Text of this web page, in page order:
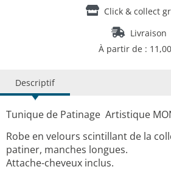
Click & collect
Livraison
À partir de :
Descriptif
Tunique de Patinage Artistique
Robe en velours scintillant de la
patiner, manches longues.
Attache-cheveux inclus.